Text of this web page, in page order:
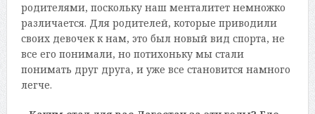
родителями, поскольку наш менталитет немножко
различается. Для родителей, которые приводили
своих девочек к нам, это был новый вид спорта, не
все его понимали, но потихоньку мы стали
понимать друг друга, и уже все становится намного
легче.